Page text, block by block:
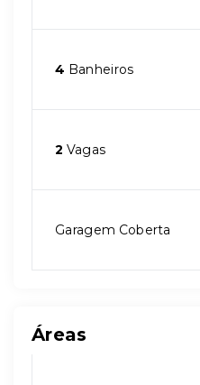
4 Banheiros
2 Vagas
Garagem Coberta
Áreas